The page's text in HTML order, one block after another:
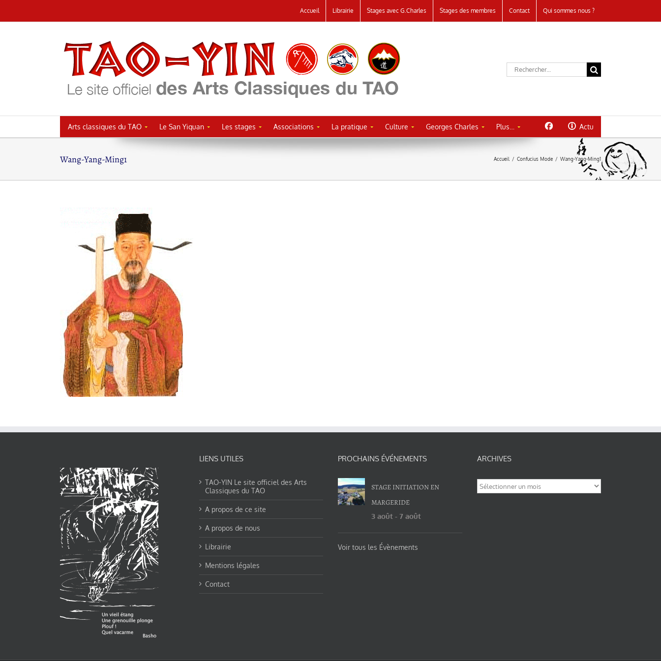
au
Accueil Librairie Stages avec G.Charles Stages des membres Contact Qui sommes nous ?
Rechercher:
Arts classiques du TAO Le San Yiquan Les stages Associations La pratique Culture Georges Charles Plus… Actu
Wang-Yang-Ming1 Accueil / Confucius Mode / Wang-Yang-Ming1
LIENS UTILES
TAO-YIN Le site officiel des Arts
Classiques du TAO
A propos de ce site
A propos de nous
Librairie
Mentions légales
Contact
PROCHAINS ÉVÉNEMENTS
STAGE INITIATION EN
MARGERIDE
3 août -7 août
Voir tous les Évènements
ARCHIVES
Archives